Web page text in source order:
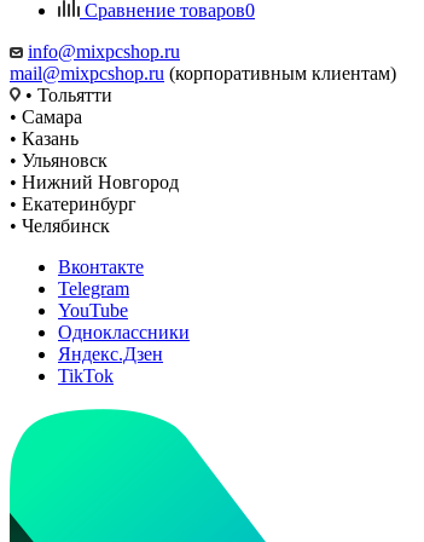
Сравнение товаров0
info@mixpcshop.ru
mail@mixpcshop.ru (корпоративным клиентам)
• Тольятти
• Самара
• Казань
• Ульяновск
• Нижний Новгород
• Екатеринбург
• Челябинск
Вконтакте
Telegram
YouTube
Одноклассники
Яндекс.Дзен
TikTok